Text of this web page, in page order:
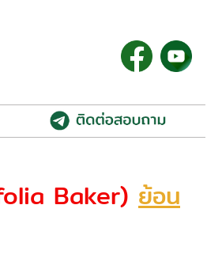
Baker) ย้อน